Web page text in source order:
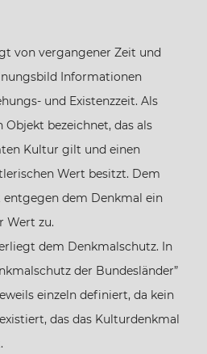
von vergangener Zeit und
Informationen
und Existenzzeit. Als
bezeichnet, das als
Kultur gilt und einen
Wert besitzt. Dem
dem Denkmal ein
Wert zu.
dem Denkmalschutz. In
der Bundesländer”
einzeln definiert, da kein
das das Kulturdenkmal